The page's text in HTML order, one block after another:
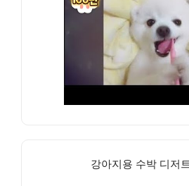
강아지용 수박 디저